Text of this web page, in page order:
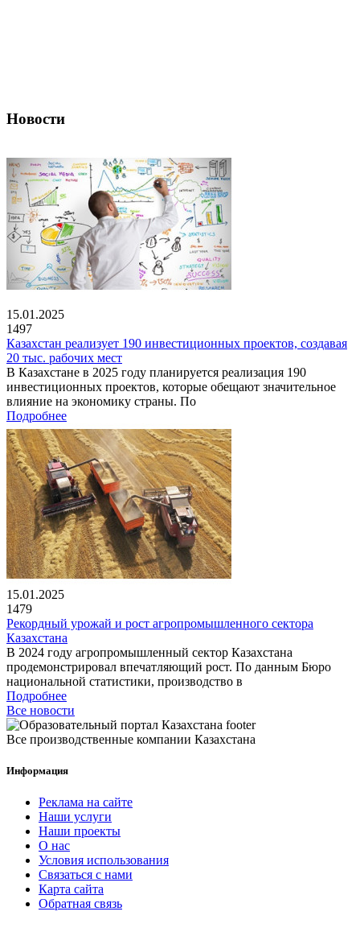
Новости
15.01.2025
1497
Казахстан реализует 190 инвестиционных проектов, создавая
20 тыс. рабочих мест
В Казахстане в 2025 году планируется реализация 190
инвестиционных проектов, которые обещают значительное
влияние на экономику страны. По
Подробнее
15.01.2025
1479
Рекордный урожай и рост агропромышленного сектора
Казахстана
В 2024 году агропромышленный сектор Казахстана
продемонстрировал впечатляющий рост. По данным Бюро
национальной статистики, производство в
Подробнее
Все новости
Все производственные компании Казахстана
Информация
Реклама на сайте
Наши услуги
Наши проекты
О нас
Условия использования
Связаться с нами
Карта сайта
Обратная связь